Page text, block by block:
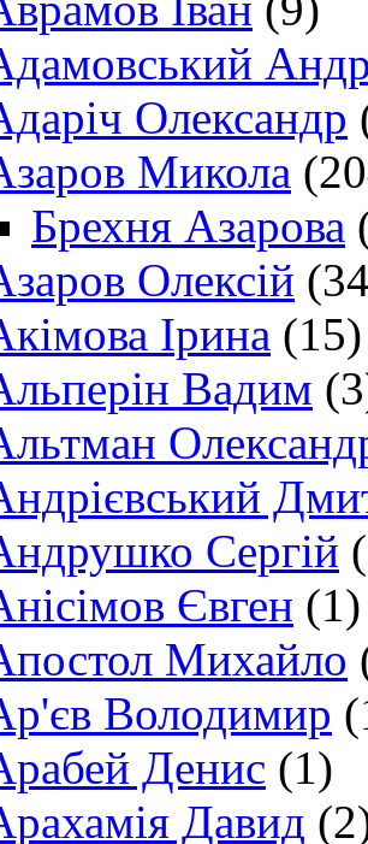
Олександр
Микола
Брехня Азарова
Олексій
Ірина (15)
Вадим
Сергій
Євген (1)
Михайло
Володимир
Денис (1)
Давид